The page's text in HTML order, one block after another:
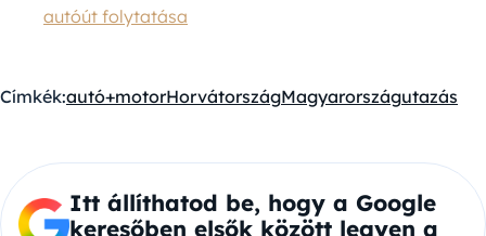
autóút folytatása
Címkék:autó+motorHorvátországMagyarországutazás
Itt állíthatod be, hogy a Google
keresőben elsők között legyen a